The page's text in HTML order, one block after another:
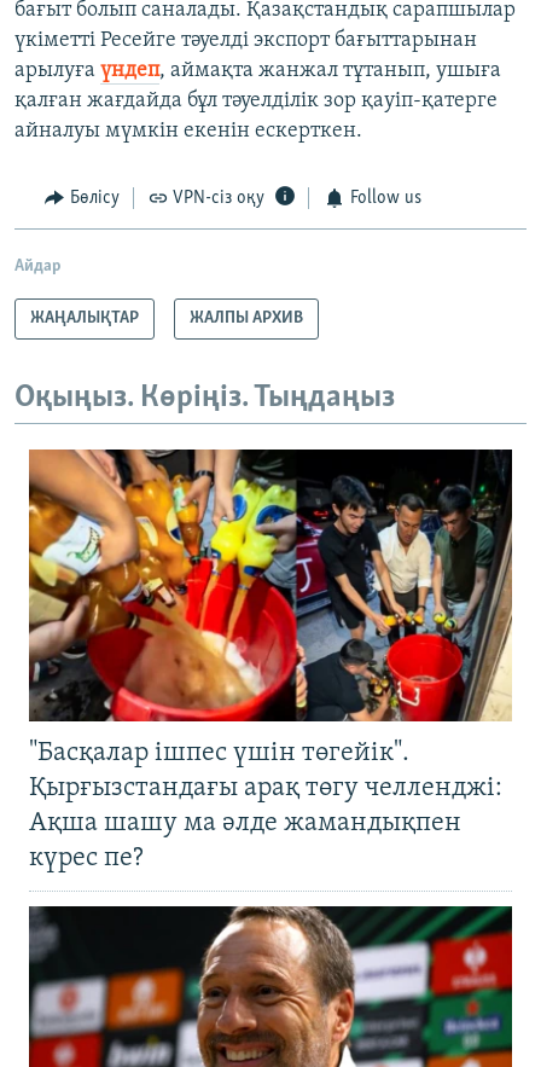
бағыт болып саналады. Қазақстандық сарапшылар
үкіметті Ресейге тәуелді экспорт бағыттарынан
арылуға үндеп, аймақта жанжал тұтанып, ушыға
қалған жағдайда бұл тәуелділік зор қауіп-қатерге
айналуы мүмкін екенін ескерткен.
Бөлісу VPN-сіз оқу Follow us
Айдар
ЖАҢАЛЫҚТАР ЖАЛПЫ АРХИВ
Оқыңыз. Көріңіз. Тыңдаңыз
"Басқалар ішпес үшін төгейік".
Қырғызстандағы арақ төгу челленджі:
Ақша шашу ма әлде жамандықпен
күрес пе?